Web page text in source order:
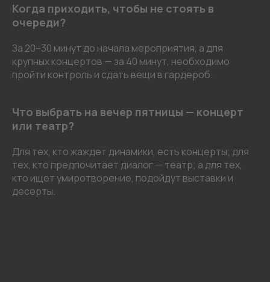
Когда приходить, чтобы не стоять в
очереди?
За 20–30 минут до начала мероприятия, а для
крупных концертов — за 40 минут, необходимо
пройти контроль и сдать вещи в гардероб.
Что выбрать на вечер пятницы — концерт
или театр?
Для тех, кто жаждет динамики, есть концерты; для
тех, кто предпочитает диалог — театр; а для тех,
кто ищет умиротворение, подойдут выставки и
десерты.